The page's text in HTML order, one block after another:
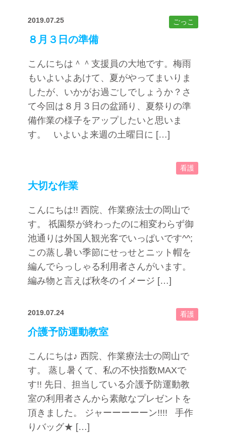
2019.07.25 ごっこ
８月３日の準備
こんにちは＾＾支援員の大地です。梅雨
もいよいよあけて、夏がやってまいりま
したが、いかがお過ごしでしょうか？さ
て今回は８月３日の盆踊り、夏祭りの準
備作業の様子をアップしたいと思いま
す。 いよいよ来週の土曜日に […]
看護
大切な作業
こんにちは!! 西院、作業療法士の岡山で
す。 祇園祭が終わったのに相変わらず御
池通りは外国人観光客でいっぱいです^^;
この蒸し暑い季節にせっせとニット帽を
編んでらっしゃる利用者さんがいます。
編み物と言えば秋冬のイメージ […]
2019.07.24 看護
介護予防運動教室
こんにちは♪ 西院、作業療法士の岡山で
す。 蒸し暑くて、私の不快指数MAXで
す!! 先日、担当している介護予防運動教
室の利用者さんから素敵なプレゼントを
頂きました。 ジャーーーーーン!!!! 手作
りバッグ★ […]